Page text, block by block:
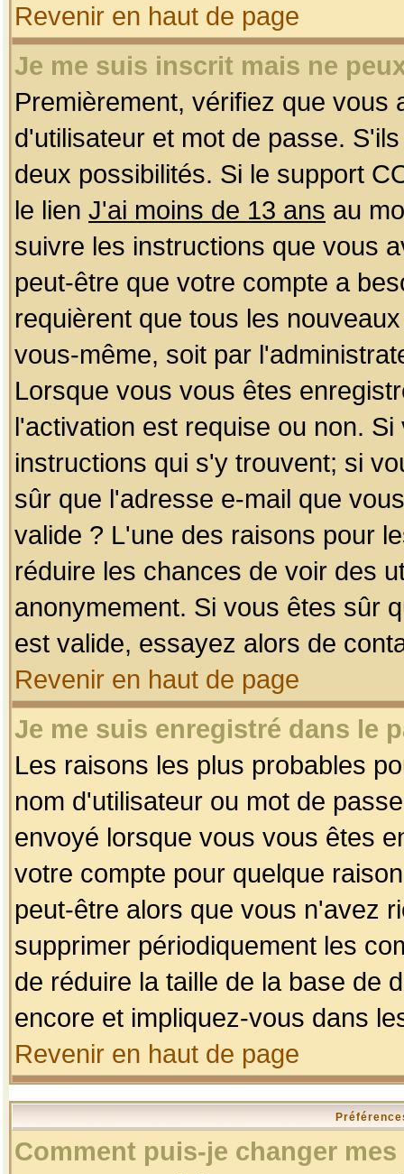
Revenir en haut de page
Je me suis inscrit mais ne
Premièrement, vérifiez que
d'utilisateur et mot de passe.
deux possibilités. Si le support
le lien J'ai moins de 13 ans au
suivre les instructions que vous
peut-être que votre compte a
requièrent que tous les
vous-même, soit par
Lorsque vous vous êtes
l'activation est requise ou non.
instructions qui s'y trouvent; si
sûr que l'adresse e-mail que
valide ? L'une des raisons pour
réduire les chances de voir des
anonymement. Si vous êtes sûr
est valide, essayez alors de
Revenir en haut de page
Je me suis enregistré dans le
Les raisons les plus probables
nom d'utilisateur ou mot de
envoyé lorsque vous vous êtes
votre compte pour quelque
peut-être alors que vous n'avez
supprimer périodiquement les
de réduire la taille de la base de
encore et impliquez-vous dans
Revenir en haut de page
Comment puis-je changer